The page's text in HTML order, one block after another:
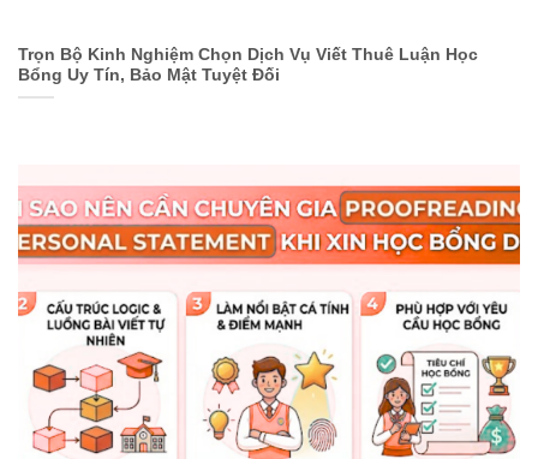
Trọn Bộ Kinh Nghiệm Chọn Dịch Vụ Viết Thuê Luận Học
Bổng Uy Tín, Bảo Mật Tuyệt Đối